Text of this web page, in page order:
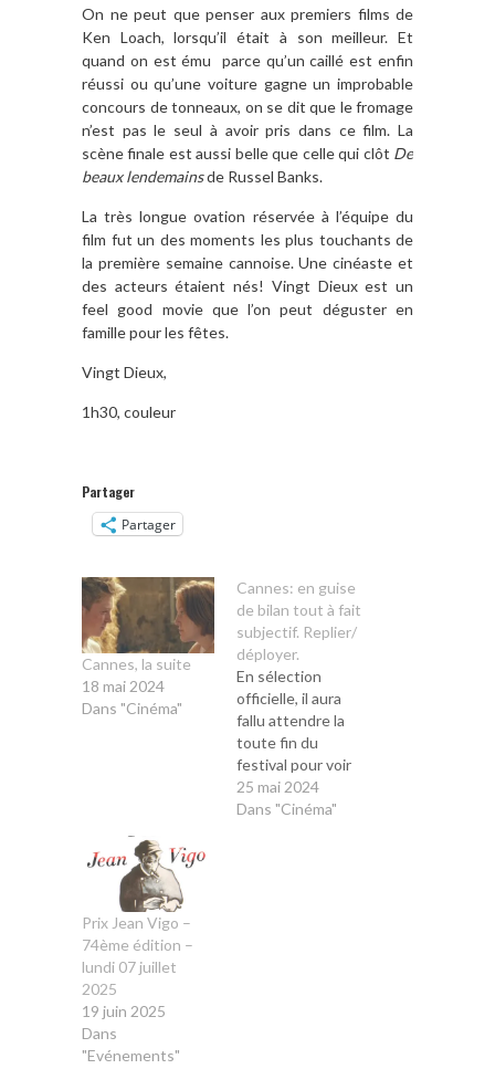
On ne peut que penser aux premiers films de
Ken Loach, lorsqu’il était à son meilleur. Et
quand on est ému parce qu’un caillé est enfin
réussi ou qu’une voiture gagne un improbable
concours de tonneaux, on se dit que le fromage
n’est pas le seul à avoir pris dans ce film. La
scène finale est aussi belle que celle qui clôt De
beaux lendemainsde Russel Banks.
La très longue ovation réservée à l’équipe du
film fut un des moments les plus touchants de
la première semaine cannoise. Une cinéaste et
des acteurs étaient nés! Vingt Dieux est un
feel good movie que l’on peut déguster en
famille pour les fêtes.
Vingt Dieux,
1h30, couleur
Partager
Partager
Cannes, la suite
18 mai 2024
Dans "Cinéma"
Cannes: en guise
de bilan tout à fait
subjectif. Replier/
déployer.
En sélection
officielle, il aura
fallu attendre la
toute fin du
festival pour voir
enfin des films qui
saisissent et
25 mai 2024
Dans "Cinéma"
Prix Jean Vigo –
74ème édition –
lundi 07 juillet
2025
19 juin 2025
Dans
"Evénements"